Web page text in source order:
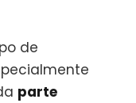
de
parte